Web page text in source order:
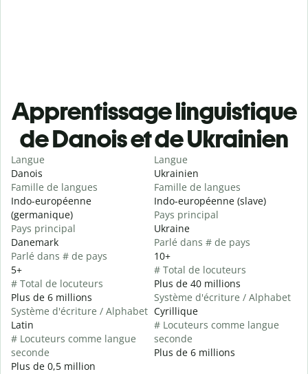
Apprentissage linguistique
de Danois et de Ukrainien
Langue
Danois
Famille de langues
Indo-européenne
(germanique)
Pays principal
Danemark
Parlé dans # de pays
5+
# Total de locuteurs
Plus de 6 millions
Système d'écriture / Alphabet
Latin
# Locuteurs comme langue
seconde
Plus de 0,5 million
Langue
Ukrainien
Famille de langues
Indo-européenne (slave)
Pays principal
Ukraine
Parlé dans # de pays
10+
# Total de locuteurs
Plus de 40 millions
Système d'écriture / Alphabet
Cyrillique
# Locuteurs comme langue
seconde
Plus de 6 millions